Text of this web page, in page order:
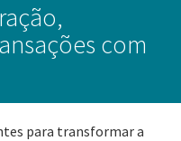
com
para transformar a